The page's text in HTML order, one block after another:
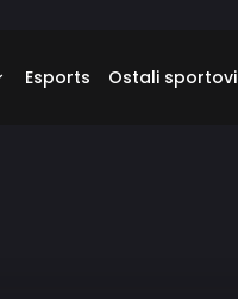
Esports Ostali sportovi